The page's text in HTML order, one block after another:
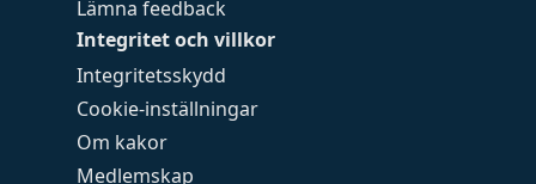
Lämna feedback
Integritet och villkor
Integritetsskydd
Cookie-inställningar
Om kakor
Medlemskap